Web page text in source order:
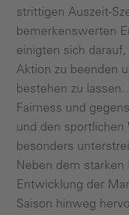
strittigen Auszeit-
bemerkenswerten
einigten sich
Aktion zu beenden
bestehen zu
Fairness und
und den
besonders
Neben dem starken
Entwicklung der
Saison hinweg